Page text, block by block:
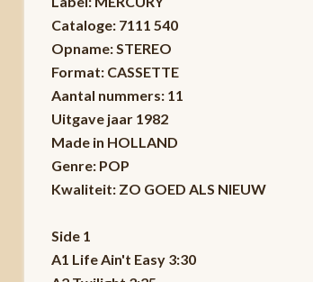
Cataloge: 7111 540
Opname: STEREO
Format: CASSETTE
Aantal nummers: 11
Uitgave jaar 1982
Made in HOLLAND
Genre: POP
Kwaliteit: ZO GOED ALS NIEUW
Side 1
A1 Life Ain't Easy 3:30